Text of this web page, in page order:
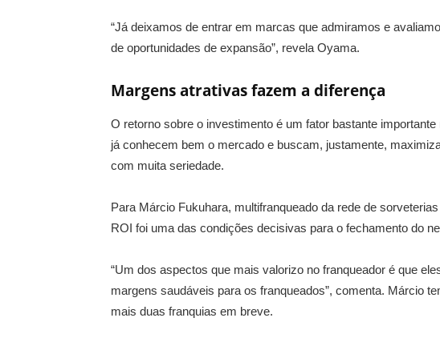
“Já deixamos de entrar em marcas que admiramos e
de oportunidades de expansão”, revela Oyama.
Margens atrativas fazem a diferença
O retorno sobre o investimento é um fator bastante
já conhecem bem o mercado e buscam, justamente,
com muita seriedade.
Para Márcio Fukuhara, multifranqueado da rede de sorveterias
ROI foi uma das condições decisivas para o fechamento do
“Um dos aspectos que mais valorizo no franqueador é que
margens saudáveis para os franqueados”, comenta. Márcio
mais duas franquias em breve.